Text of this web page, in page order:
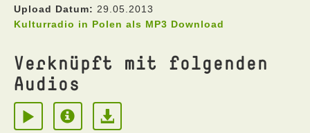
Upload Datum: 29.05.2013
Kulturradio in Polen als MP3 Download
Verknüpft mit folgenden
Audios